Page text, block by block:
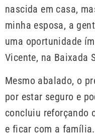
nascida em casa,
minha esposa, a
uma oportunidade
Vicente, na Baixada
Mesmo abalado, o
por estar seguro e
concluiu reforçando
e ficar com a família.